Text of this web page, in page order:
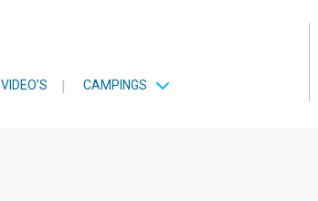
VIDEO’S | CAMPINGS